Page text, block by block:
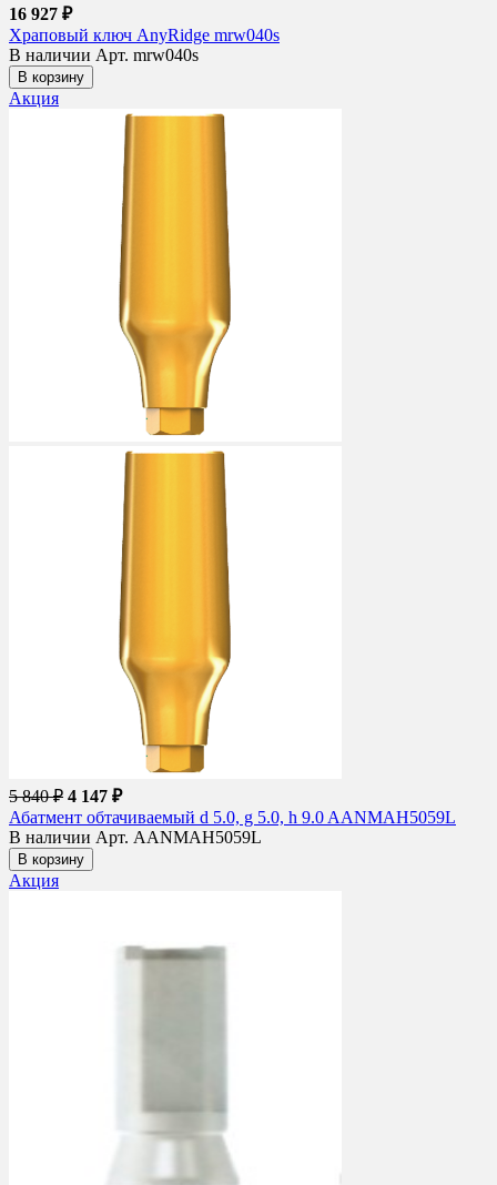
16 927 ₽
Храповый ключ AnyRidge mrw040s
В наличии Арт. mrw040s
В корзину
Акция
5 840 ₽ 4 147 ₽
Абатмент обтачиваемый d 5.0, g 5.0, h 9.0 AANMAH5059L
В наличии Арт. AANMAH5059L
В корзину
Акция